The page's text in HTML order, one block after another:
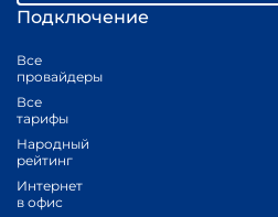
Подключение
Все
провайдеры
Все
тарифы
Народный
рейтинг
Интернет
в офис